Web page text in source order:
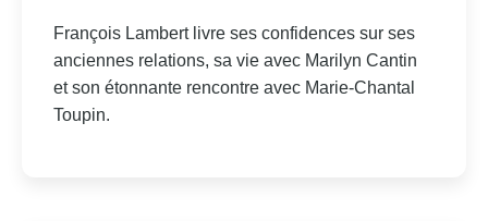
François Lambert livre ses confidences sur ses
anciennes relations, sa vie avec Marilyn Cantin
et son étonnante rencontre avec Marie-Chantal
Toupin.